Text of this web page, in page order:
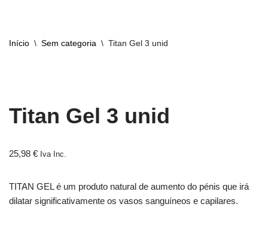
para
Início \ Sem categoria \ Titan Gel 3 unid
Titan Gel 3 unid
25,98 € Iva Inc.
TITAN GEL é um produto natural de aumento do pénis que irá
dilatar significativamente os vasos sanguíneos e capilares.